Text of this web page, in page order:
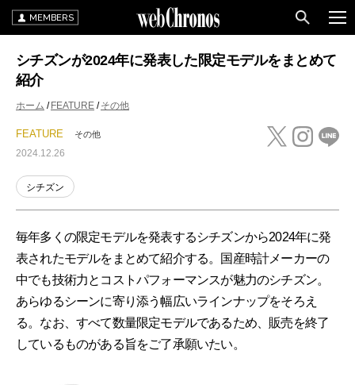
MEMBERS
シチズンが2024年に発表した限定モデルをまとめて
紹介
ホーム FEATURE その他
FEATURE その他
2024.12.26
シチズン
毎年多くの限定モデルを発表するシチズンから2024年に発
表されたモデルをまとめて紹介する。国産時計メーカーの
中でも技術力とコストパフォーマンスが魅力のシチズン。
あらゆるシーンに寄り添う幅広いラインナップをそろえ
る。なお、すべて数量限定モデルであるため、販売を終了
しているものがある旨をご了承願いたい。